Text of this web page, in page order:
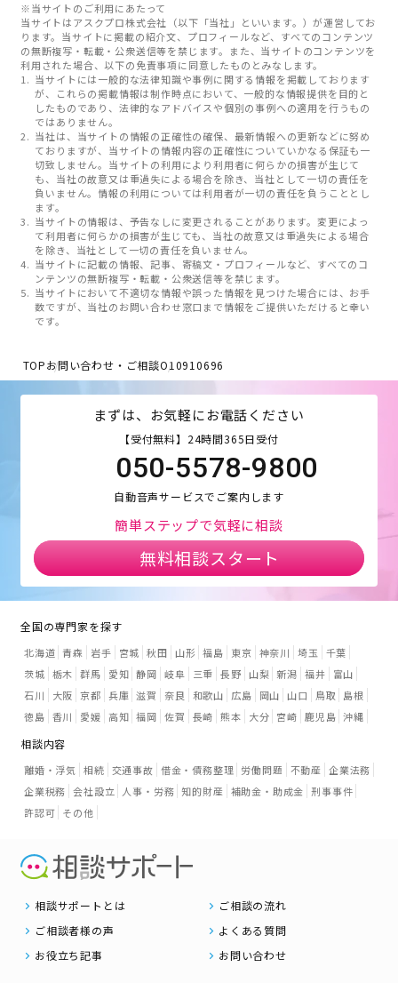
※当サイトのご利用にあたって
当サイトはアスクプロ株式会社（以下「当社」といいます。）が運営してお
ります。当サイトに掲載の紹介文、プロフィールなど、すべてのコンテンツ
の無断複写・転載・公衆送信等を禁じます。また、当サイトのコンテンツを
利用された場合、以下の免責事項に同意したものとみなします。
当サイトには一般的な法律知識や事例に関する情報を掲載しております
が、これらの掲載情報は制作時点において、一般的な情報提供を目的と
したものであり、法律的なアドバイスや個別の事例への適用を行うもの
ではありません。
当社は、当サイトの情報の正確性の確保、最新情報への更新などに努め
ておりますが、当サイトの情報内容の正確性についていかなる保証も一
切致しません。当サイトの利用により利用者に何らかの損害が生じて
も、当社の故意又は重過失による場合を除き、当社として一切の責任を
負いません。情報の利用については利用者が一切の責任を負うこととし
ます。
当サイトの情報は、予告なしに変更されることがあります。変更によっ
て利用者に何らかの損害が生じても、当社の故意又は重過失による場合
を除き、当社として一切の責任を負いません。
当サイトに記載の情報、記事、寄稿文・プロフィールなど、すべてのコ
ンテンツの無断複写・転載・公衆送信等を禁じます。
当サイトにおいて不適切な情報や誤った情報を見つけた場合には、お手
数ですが、当社のお問い合わせ窓口まで情報をご提供いただけると幸い
です。
TOPお問い合わせ・ご相談O10910696
まずは、お気軽にお電話ください
【受付無料】24時間365日受付
050-5578-9800
自動音声サービスでご案内します
簡単ステップで気軽に相談
無料相談スタート
全国の専門家を探す
北海道 青森 岩手 宮城 秋田 山形 福島 東京 神奈川 埼玉
千葉
茨城 栃木 群馬 愛知 静岡 岐阜 三重 長野 山梨 新潟 福井
富山
石川
大阪 京都 兵庫 滋賀 奈良 和歌山 広島 岡山 山口 鳥取
島根
徳島 香川 愛媛 高知 福岡 佐賀 長崎 熊本 大分 宮崎 鹿児島 沖縄
相談内容
離婚・浮気 相続 交通事故 借金・債務整理 労働問題 不動産 企業法務
企業税務 会社設立 人事・労務 知的財産 補助金・助成金 刑事事件
許認可 その他
相談サポートとは
ご相談の流れ
ご相談者様の声
よくある質問
お役立ち記事
お問い合わせ